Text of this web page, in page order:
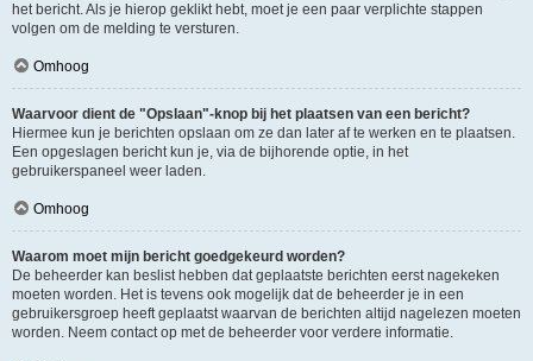
het bericht. Als je hierop geklikt hebt, moet je een paar verplichte stappen
volgen om de melding te versturen.
Omhoog
Waarvoor dient de "Opslaan"-knop bij het plaatsen van een bericht?
Hiermee kun je berichten opslaan om ze dan later af te werken en te plaatsen.
Een opgeslagen bericht kun je, via de bijhorende optie, in het
gebruikerspaneel weer laden.
Omhoog
Waarom moet mijn bericht goedgekeurd worden?
De beheerder kan beslist hebben dat geplaatste berichten eerst nagekeken
moeten worden. Het is tevens ook mogelijk dat de beheerder je in een
gebruikersgroep heeft geplaatst waarvan de berichten altijd nagelezen moeten
worden. Neem contact op met de beheerder voor verdere informatie.